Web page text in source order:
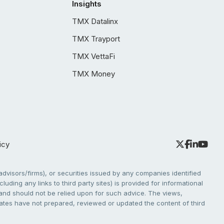
Insights
TMX Datalinx
TMX Trayport
TMX VettaFi
TMX Money
firms), or securities issued by any companies identified
any links to third party sites) is provided for informational
should not be relied upon for such advice. The views,
have not prepared, reviewed or updated the content of third